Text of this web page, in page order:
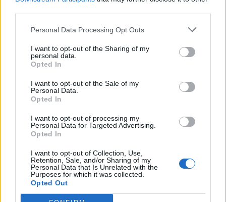
Personal Data Processing Opt Outs
I want to opt-out of the Sharing of my
personal data.
Opted In
I want to opt-out of the Sale of my
Personal Data.
Opted In
I want to opt-out of processing my
Personal Data for Targeted Advertising.
Opted In
I want to opt-out of Collection, Use,
Retention, Sale, and/or Sharing of my
Personal Data that Is Unrelated with the
Purposes for which it was collected.
Opted Out